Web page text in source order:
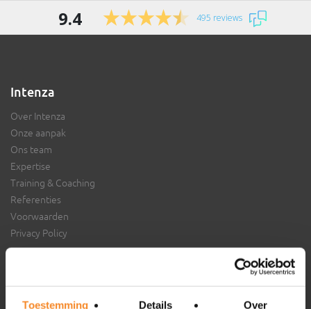
Toestemming Details Over
9.4 495 reviews
Intenza
Over Intenza
Onze aanpak
Ons team
Expertise
Training & Coaching
Referenties
Voorwaarden
Privacy Policy